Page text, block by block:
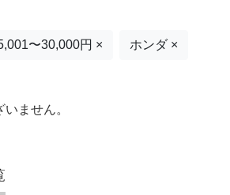
〜30,000円 × ホンダ ×
ません。